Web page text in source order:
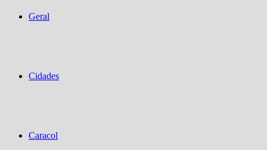
Geral
Cidades
Caracol